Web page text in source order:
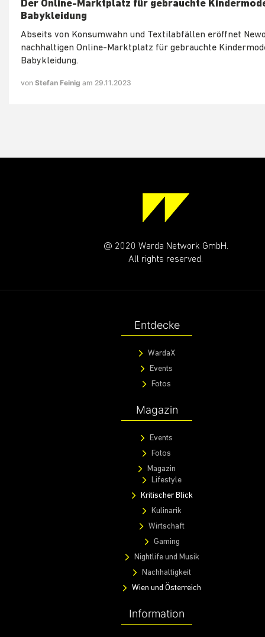
Der Online-Marktplatz für gebrauchte
Babykleidung
Abseits von Konsumwahn und Textilabfällen eröffnet
nachhaltigen Online-Marktplatz für gebrauchte
Babykleidung.
von Stefan Feinig am 29.11.2023
@ 2020 Warda Network GmbH.
All rights reserved.
Entdecke
WardaX
Events
Fotos
Magazin
Events
Fotos
Magazin
Lifestyle
Kritischer Blick
Kulinarik
Wirtschaft
Gaming
Nightlife und Musik
Nachhaltigkeit
Wien und Österreich
Information